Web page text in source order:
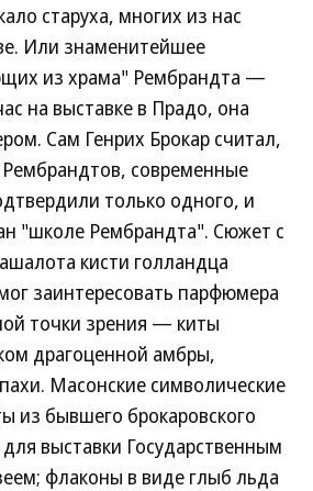
старуха, многих из нас
Или знаменитейшее
из храма" Рембрандта —
на выставке в Прадо, она
Сам Генрих Брокар считал,
Рембрандтов, современные
только одного, и
"школе Рембрандта". Сюжет с
кисти голландца
заинтересовать парфюмера
точки зрения — киты
драгоценной амбры,
Масонские символические
из бывшего брокаровского
выставки Государственным
флаконы в виде глыб льда